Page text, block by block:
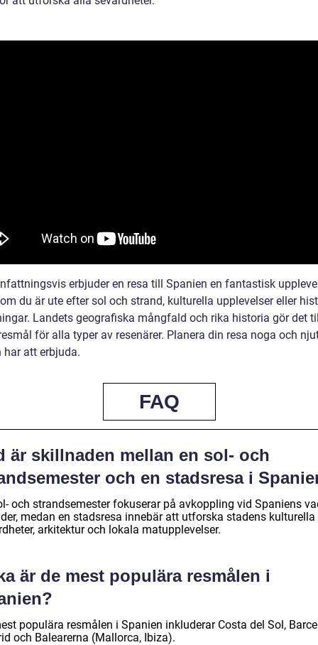
erbjuder en resa till Spanien en fantastisk
du är ute efter sol och strand, kulturella upplevelser eller
Landets geografiska mångfald och rika historia gör det
för alla typer av resenärer. Planera din resa noga och
har att erbjuda.
FAQ
är skillnaden mellan en sol- och
och en stadsresa i
och strandsemester fokuserar på avkoppling vid Spaniens
medan en stadsresa innebär att utforska stadens kulturella
arkitektur och lokala matupplevelser.
är de mest populära resmålen i
populära resmålen i Spanien inkluderar Costa del Sol,
och Balearerna (Mallorca, Ibiza).